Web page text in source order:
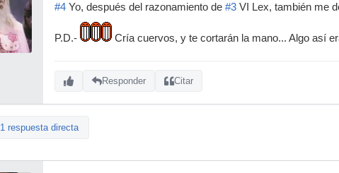
#4 Yo, después del razonamiento de #3 VI Lex, también me
P.D.- Cría cuervos, y te cortarán la mano... Algo así
Responder Citar
1 respuesta directa